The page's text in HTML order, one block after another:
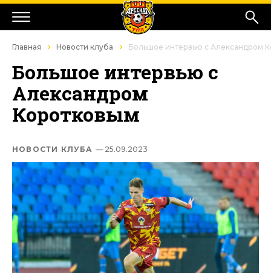
Главная Новости клуба Большое интервью с Александром
Большое интервью с
Александром
Коротковым
НОВОСТИ КЛУБА — 25.09.2023